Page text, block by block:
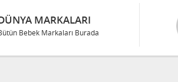
MARKALARI
Bebek Markaları Burada